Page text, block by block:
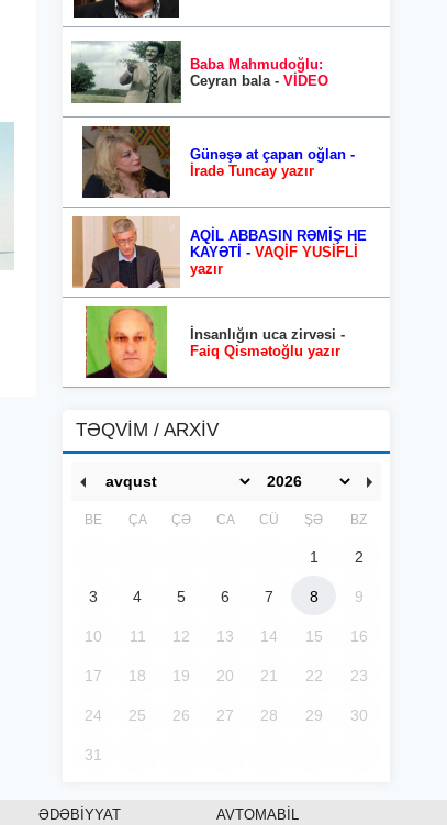
Baba Mahmudoğlu:
Ceyran bala - VİDEO
Günəşə at çapan oğlan -
İradə Tuncay yazır
AQİL ABBASIN RƏMİŞ HE
KAYƏTİ - VAQİF YUSİFLİ
yazır
İnsanlığın uca zirvəsi -
Faiq Qismətoğlu yazır
TƏQVİM / ARXİV
BE ÇA ÇƏ CA CÜ ŞƏ BZ
1 2
3 4 5 6 7 8 9
10 11 12 13 14 15 16
17 18 19 20 21 22 23
24 25 26 27 28 29 30
31
ƏDƏBİYYAT AVTOMABİL